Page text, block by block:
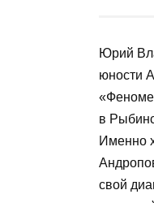
Юрий
юности
в
Именно
свой